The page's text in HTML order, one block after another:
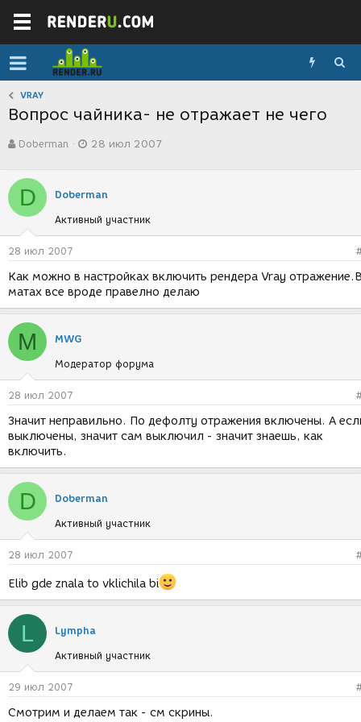
VRAY
Вопрос чайника- не отражает не чего
в
о
р
т
е
м
ы
Doberman
а
с
з
д
и
я
28 июл 2007
D Doberman
Активный участник
28 июл 2007
Как можно в настройках включить рендера Vray
матах все вроде правелно делаю
M MWG
Модератор форума
28 июл 2007
Значит неправильно. По дефолту отражения включены. А
выключены, значит сам выключил - значит знаешь, как
включить.
D Doberman
Активный участник
28 июл 2007
Elib gde znala to vklichila bi
L Lympha
Активный участник
29 июл 2007
Смотрим и делаем так - см скрины.